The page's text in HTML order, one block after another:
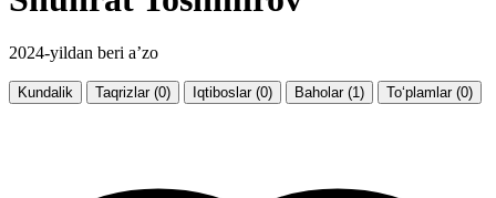
2024-yildan beri a’zo
Kundalik Taqrizlar (0) Iqtiboslar (0) Baholar (1) To‘plamlar (0)